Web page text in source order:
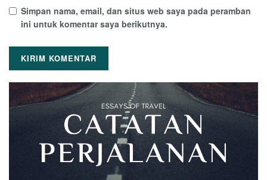
Simpan nama, email, dan situs web saya pada peramban
ini untuk komentar saya berikutnya.